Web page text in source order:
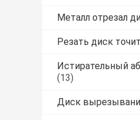
Металл отрезал
Резать диск
Истирательный
(13)
Диск